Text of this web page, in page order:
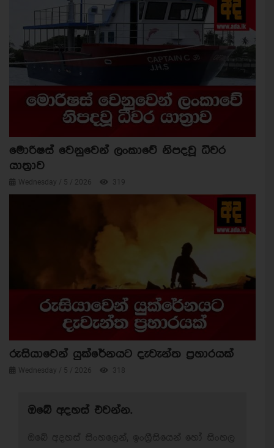
මොරිෂස් වෙනුවෙන් ලංකාවේ නිපදවූ ධීවර
යාත්‍රාව
Wednesday / 5 / 2026 319
රුසියාවෙන් යුක්රේනයට දැවැන්ත ප්‍රහාරයක්
Wednesday / 5 / 2026 318
ඔබේ අදහස් එවන්න.